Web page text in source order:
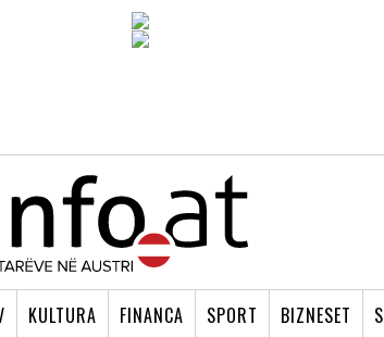
KULTURA FINANCA SPORT BIZNESET